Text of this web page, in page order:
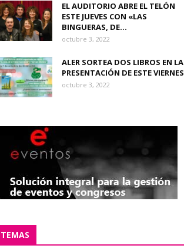
EL AUDITORIO ABRE EL TELÓN
ESTE JUEVES CON «LAS
BINGUERAS, DE...
octubre 3, 2022
ALER SORTEA DOS LIBROS EN LA
PRESENTACIÓN DE ESTE VIERNES
octubre 3, 2022
TEMAS